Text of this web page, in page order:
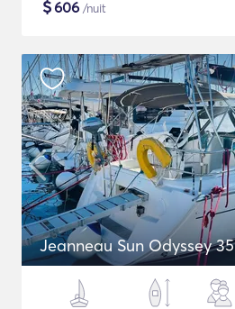
$606 /nuit
Jeanneau Sun Odyssey 35